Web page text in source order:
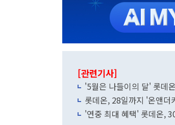
[관련기사]
'5월은 나들이의 달' 롯데
롯데온, 28일까지 '온앤더
'연중 최대 혜택' 롯데온,